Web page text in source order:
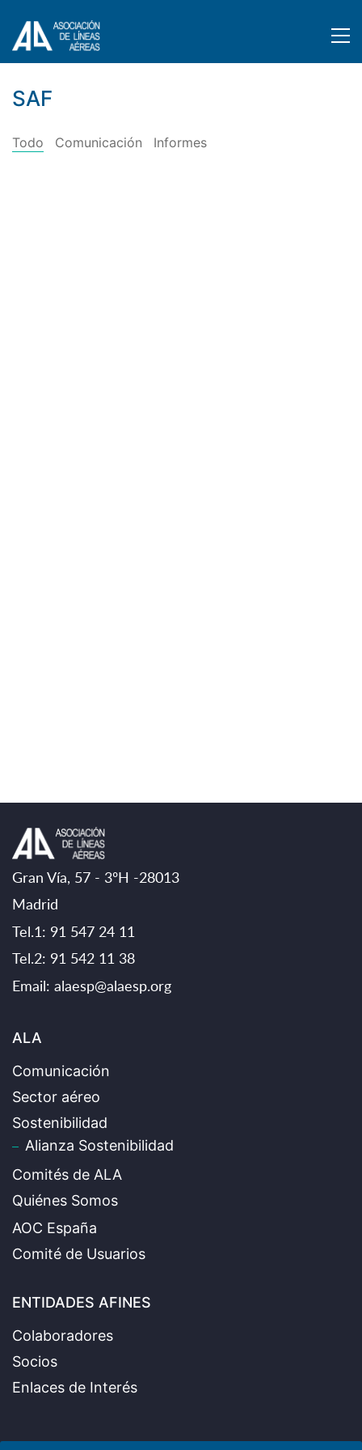
SAF
Todo Comunicación Informes
Gran Vía, 57 - 3ºH -28013
Madrid
Tel.1: 91 547 24 11
Tel.2: 91 542 11 38
Email: alaesp@alaesp.org
ALA
Comunicación
Sector aéreo
Sostenibilidad
Alianza Sostenibilidad
Comités de ALA
Quiénes Somos
AOC España
Comité de Usuarios
ENTIDADES AFINES
Colaboradores
Socios
Enlaces de Interés